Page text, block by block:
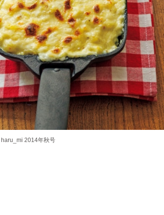
2014年秋号